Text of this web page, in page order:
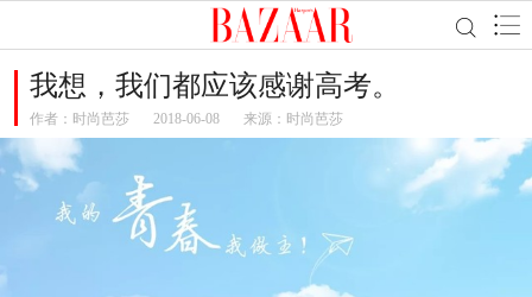
我想，我们都应该感谢高考。
作者： 时尚芭莎 2018-06-08 来源：时尚芭莎